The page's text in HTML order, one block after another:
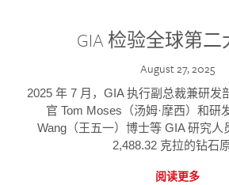
GIA 检验全球第
August 27, 2025
2025 年 7 月，GIA 执行副总裁兼研发
官 Tom Moses（汤姆·摩西）和研
Wang（王五一）博士等 GIA 研究人
2,488.32 克拉的钻石
阅读更多